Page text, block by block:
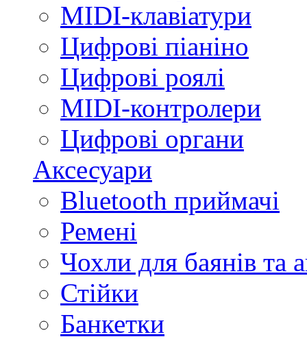
MIDI-клавіатури
Цифрові піаніно
Цифрові роялі
MIDI-контролери
Цифрові органи
Аксесуари
Bluetooth приймачі
Ремені
Чохли для баянів та
Стійки
Банкетки